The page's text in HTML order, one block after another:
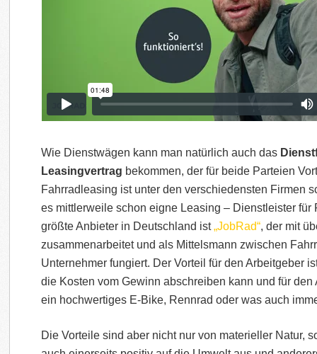
Wie Dienstwägen kann man natürlich auch das
Leasingvertrag bekommen, der für beide Parteien
Fahrradleasing ist unter den verschiedensten Firmen
es mittlerweile schon eigne Leasing – Dienstleister für
größte Anbieter in Deutschland ist„JobRad“, der mit
zusammenarbeitet und als Mittelsmann zwischen
Unternehmer fungiert. Der Vorteil für den Arbeitgeber
die Kosten vom Gewinn abschreiben kann und für den
ein hochwertiges E-Bike, Rennrad oder was auch
Die Vorteile sind aber nicht nur von materieller Natur,